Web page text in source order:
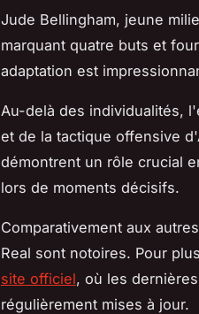
Jude Bellingham, jeune
marquant quatre buts et
adaptation est
Au-delà des individualités,
et de la tactique offensive
démontrent un rôle crucial
lors de moments décisifs.
Comparativement aux
Real sont notoires. Pour
site officiel, où les
régulièrement mises à jour.